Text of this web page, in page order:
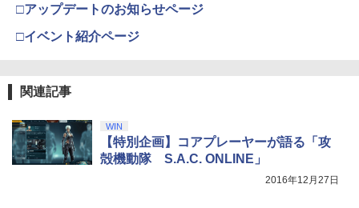
□アップデートのお知らせページ
□イベント紹介ページ
関連記事
WIN
【特別企画】コアプレーヤーが語る「攻
殻機動隊 S.A.C. ONLINE」
2016年12月27日